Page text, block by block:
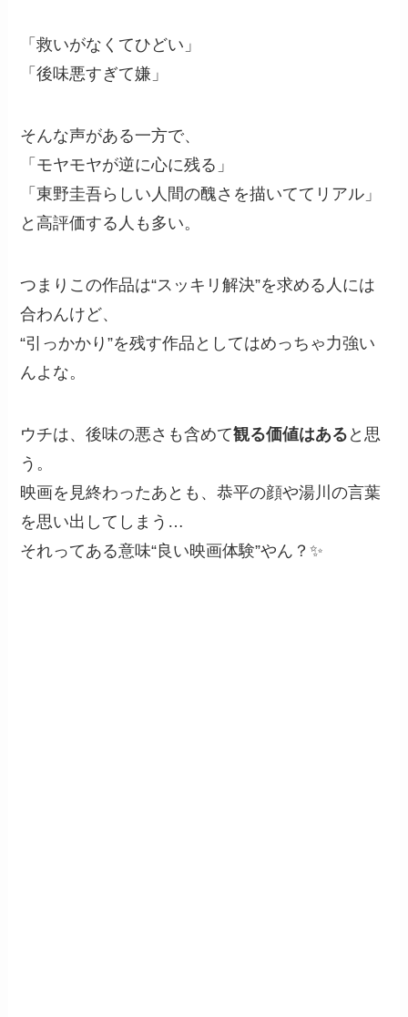
「救いがなくてひどい」
「後味悪すぎて嫌」
そんな声がある一方で、
「モヤモヤが逆に心に残る」
「東野圭吾らしい人間の醜さを描いててリアル」
と高評価する人も多い。
つまりこの作品は“スッキリ解決”を求める人には
合わんけど、
“引っかかり”を残す作品としてはめっちゃ力強い
んよな。
ウチは、後味の悪さも含めて観る価値はある と思
う。
映画を見終わったあとも、恭平の顔や湯川の言葉
を思い出してしまう…
それってある意味“良い映画体験”やん？✨